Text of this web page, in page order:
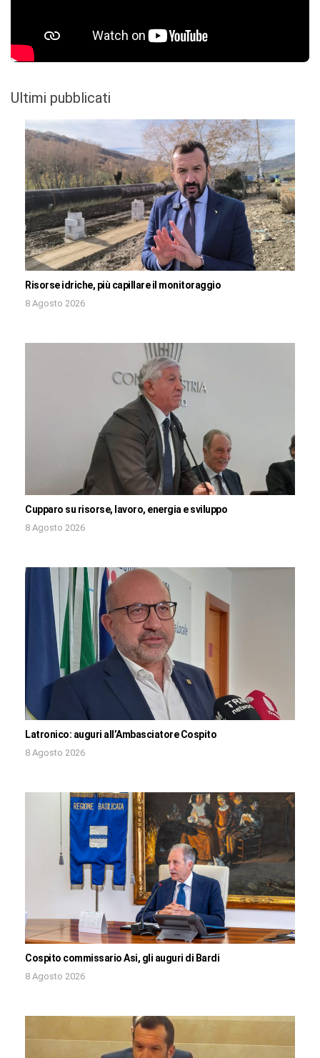
Ultimi pubblicati
Risorse idriche, più capillare il monitoraggio
8 Agosto 2026
Cupparo su risorse, lavoro, energia e sviluppo
8 Agosto 2026
Latronico: auguri all’Ambasciatore Cospito
8 Agosto 2026
Cospito commissario Asi, gli auguri di Bardi
8 Agosto 2026